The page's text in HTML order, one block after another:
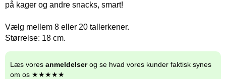
på kager og andre snacks, smart!
Vælg mellem 8 eller 20 tallerkener.
Størrelse: 18 cm.
Læs vores anmeldelserog se hvad vores kunder faktisk synes
om os ★★★★★